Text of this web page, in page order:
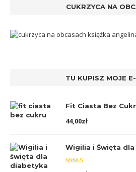
CUKRZYCA NA
TU KUPISZ MOJE
Fit Ciasta Bez
44,00zł
Wigilia i Święta
Oceniono